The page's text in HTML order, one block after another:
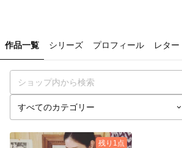
作品一覧 シリーズ プロフィール レター
残り1点